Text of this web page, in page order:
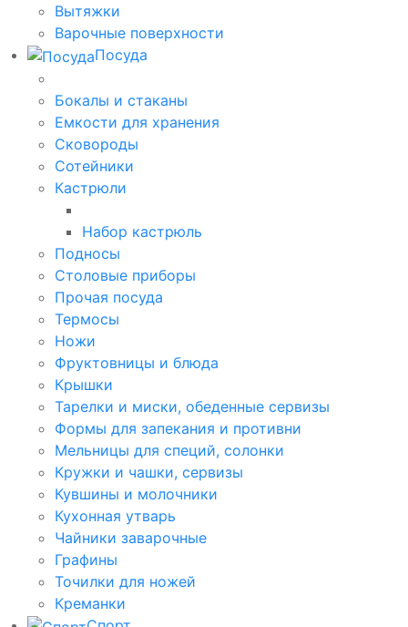
Вытяжки
Варочные поверхности
Посуда
Бокалы и стаканы
Емкости для хранения
Сковороды
Сотейники
Кастрюли
Набор кастрюль
Подносы
Столовые приборы
Прочая посуда
Термосы
Ножи
Фруктовницы и блюда
Крышки
Тарелки и миски, обеденные сервизы
Формы для запекания и противни
Мельницы для специй, солонки
Кружки и чашки, сервизы
Кувшины и молочники
Кухонная утварь
Чайники заварочные
Графины
Точилки для ножей
Креманки